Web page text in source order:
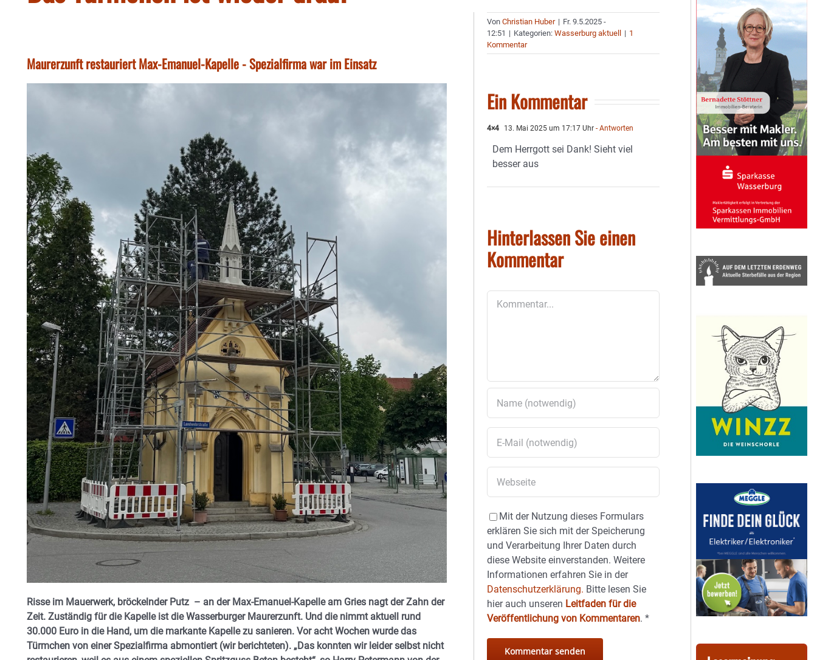
Maurerzunft restauriert Max-Emanuel-Kapelle - Spezialfirma war im Einsatz
Risse im Mauerwerk, bröckelnder Putz – an der Max-Emanuel-Kapelle am Gries nagt der Zahn der
Zeit. Zuständig für die Kapelle ist die Wasserburger Maurerzunft. Und die nimmt aktuell rund
30.000 Euro in die Hand, um die markante Kapelle zu sanieren. Vor acht Wochen wurde das
Türmchen von einer Spezialfirma abmontiert (wir berichteten). „Das konnten wir leider selbst nicht
VonChristian Huber | Fr. 9.5.2025 -
12:51 | Kategorien:Wasserburg aktuell | 1
Kommentar
Ein Kommentar
4×4 13. Mai 2025 um 17:17 Uhr - Antworten
Dem Herrgott sei Dank! Sieht viel
besser aus
Hinterlassen Sie einen
Kommentar
Mit der Nutzung dieses Formulars
erklären Sie sich mit der Speicherung
und Verarbeitung Ihrer Daten durch
diese Website einverstanden. Weitere
Informationen erfahren Sie in der
Datenschutzerklärung. Bitte lesen Sie
hier auch unseren Leitfaden für die
Veröffentlichung von Kommentaren.*